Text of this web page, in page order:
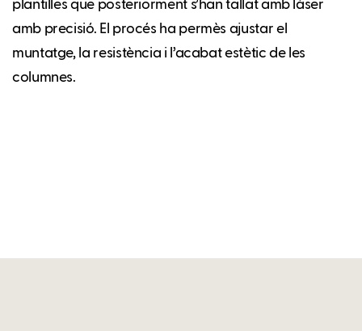
plantilles que posteriorment s’han tallat amb làser
amb precisió. El procés ha permès ajustar el
muntatge, la resistència i l’acabat estètic de les
columnes.